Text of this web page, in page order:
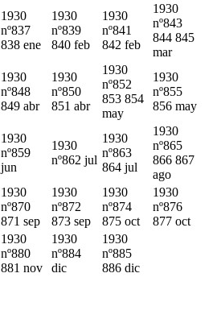
1930
nº837
838 ene
1930
nº839
840 feb
1930
nº841
842 feb
1930
nº843
844 845
mar
1930
nº848
849 abr
1930
nº850
851 abr
1930
nº852
853 854
may
1930
nº855
856 may
1930
nº859
jun
1930
nº862 jul
1930
nº863
864 jul
1930
nº865
866 867
ago
1930
nº870
871 sep
1930
nº872
873 sep
1930
nº874
875 oct
1930
nº876
877 oct
1930
nº880
881 nov
1930
nº884
dic
1930
nº885
886 dic